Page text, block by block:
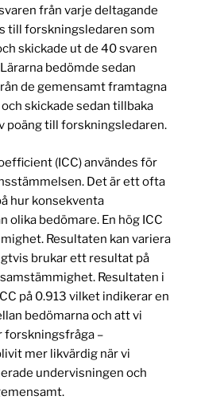
från varje deltagande
till forskningsledaren som
skickade ut de 40 svaren
bedömde sedan
de gemensamt framtagna
skickade sedan tillbaka
poäng till forskningsledaren.
(ICC) användes för
Det är ett ofta
hur konsekventa
olika bedömare. En hög ICC
Resultaten kan variera
brukar ett resultat på
Resultaten i
på 0.913 vilket indikerar en
bedömarna och att vi
forskningsfråga –
mer likvärdig när vi
undervisningen och